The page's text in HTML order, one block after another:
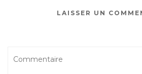
LAISSER UN